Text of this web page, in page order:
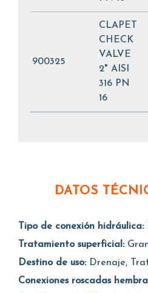
900325
CLAPET
CHECK
VALVE
2" AISI
316 PN
16
DATOS
Tipo de conexión hidráulica:
Tratamiento superficial:
Destino de uso: Drenaje,
Conexiones roscadas